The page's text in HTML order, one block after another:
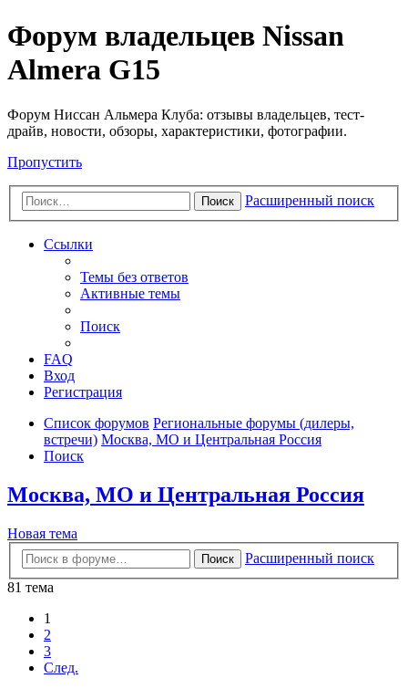
Форум владельцев Nissan
Almera G15
Форум Ниссан Альмера Клуба: отзывы владельцев, тест-
драйв, новости, обзоры, характеристики, фотографии.
Пропустить
Поиск Расширенный поиск
Ссылки
Темы без ответов
Активные темы
Поиск
FAQ
Вход
Регистрация
Список форумов Региональные форумы (дилеры,
встречи) Москва, МО и Центральная Россия
Поиск
Москва, МО и Центральная Россия
Новая тема
Поиск
Расширенный поиск
81 тема
1
2
3
След.